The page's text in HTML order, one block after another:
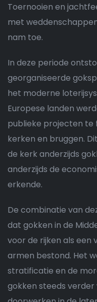
Toernooien en
met
nam toe.
In deze periode
georganiseerde
het moderne
Europese landen
publieke projecten te
kerken en bruggen.
de kerk anderzijds
anderzijds de
erkende.
De combinatie van
dat gokken in de
voor de rijken als een
armen bestond. Het
stratificatie en de
gokken steeds